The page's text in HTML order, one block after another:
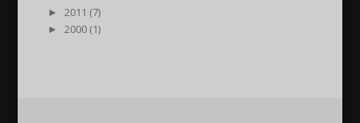
►
2011 (7)
►
2000 (1)